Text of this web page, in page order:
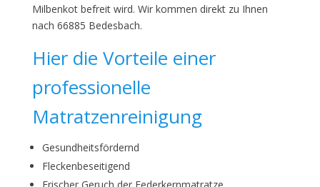
Milbenkot befreit wird. Wir kommen direkt zu Ihnen
nach 66885 Bedesbach.
Hier die Vorteile einer
professionelle
Matratzenreinigung
Gesundheitsfördernd
Fleckenbeseitigend